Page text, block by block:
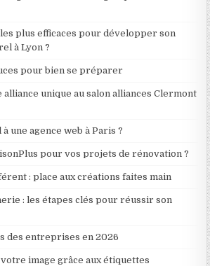
plus efficaces pour développer son
à Lyon ?
pour bien se préparer
alliance unique au salon alliances Clermont
une agence web à Paris ?
pour vos projets de rénovation ?
: place aux créations faites main
: les étapes clés pour réussir son
des entreprises en 2026
image grâce aux étiquettes